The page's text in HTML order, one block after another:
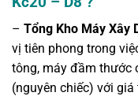
– Tổng Kho Máy Xây
vị tiên phong trong
tông, máy đầm thước
(nguyên chiếc) với